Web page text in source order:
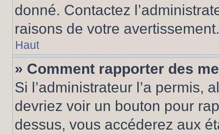
donné. Contactez
raisons de votre avertissement.
Haut
» Comment rapporter des
Si l’administrateur l’a permis,
devriez voir un bouton pour
dessus, vous accéderez aux